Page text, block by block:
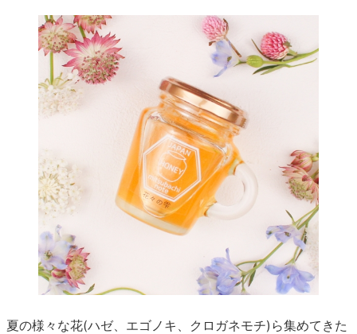
夏の様々な花(ハゼ、エゴノキ、クロガネモチ)ら集めてきた